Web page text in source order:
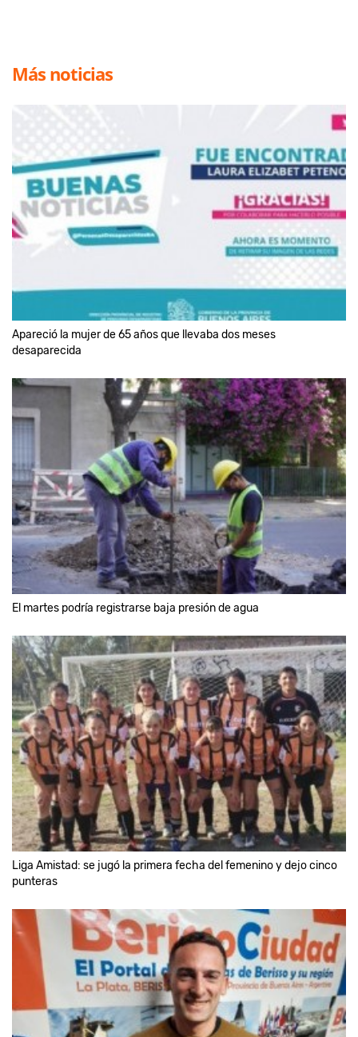
Más noticias
Apareció la mujer de 65 años que llevaba dos meses
desaparecida
El martes podría registrarse baja presión de agua
Liga Amistad: se jugó la primera fecha del femenino y dejo cinco
punteras